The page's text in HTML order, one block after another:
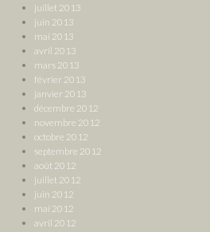
juillet 2013
juin 2013
mai 2013
avril 2013
mars 2013
février 2013
janvier 2013
décembre 2012
novembre 2012
octobre 2012
septembre 2012
août 2012
juillet 2012
juin 2012
mai 2012
avril 2012